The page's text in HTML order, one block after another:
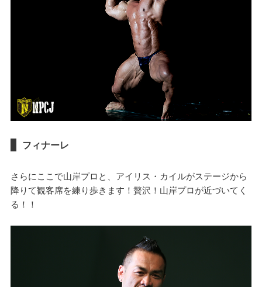
フィナーレ
さらにここで山岸プロと、アイリス・カイルがステージから
降りて観客席を練り歩きます！贅沢！山岸プロが近づいてく
る！！